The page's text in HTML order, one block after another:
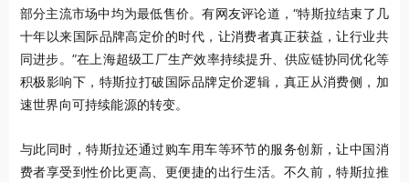
部分主流市场中均为最低售价。有网友评论道，“特斯拉结束了几
十年以来国际品牌高定价的时代，让消费者真正获益，让行业共
同进步。”在上海超级工厂生产效率持续提升、供应链协同优化等
积极影响下，特斯拉打破国际品牌定价逻辑，真正从消费侧，加
速世界向可持续能源的转变。
与此同时，特斯拉还通过购车用车等环节的服务创新，让中国消
费者享受到性价比更高、更便捷的出行生活。不久前，特斯拉推